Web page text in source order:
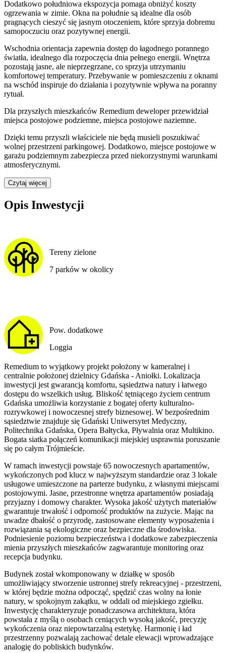
Dodatkowo południowa ekspozycja pomaga obniżyć koszty
ogrzewania w zimie. Okna na południe są idealne dla osób
pragnących cieszyć się jasnym otoczeniem, które sprzyja dobremu
samopoczuciu oraz pozytywnej energii.
Wschodnia orientacja zapewnia dostęp do łagodnego porannego
światła, idealnego dla rozpoczęcia dnia pełnego energii. Wnętrza
pozostają jasne, ale nieprzegrzane, co sprzyja utrzymaniu
komfortowej temperatury. Przebywanie w pomieszczeniu z oknami
na wschód inspiruje do działania i pozytywnie wpływa na poranny
rytuał.
Dla przyszłych mieszkańców Remedium deweloper przewidział
miejsca postojowe podziemne, miejsca postojowe naziemne.
Dzięki temu przyszli właściciele nie będą musieli poszukiwać
wolnej przestrzeni parkingowej. Dodatkowo, miejsce postojowe w
garażu podziemnym zabezpiecza przed niekorzystnymi warunkami
atmosferycznymi.
Czytaj więcej
Opis Inwestycji
Tereny zielone
7 parków w okolicy
Pow. dodatkowe
Loggia
Remedium to wyjątkowy projekt położony w kameralnej i
centralnie położonej dzielnicy Gdańska - Aniołki. Lokalizacja
inwestycji jest gwarancją komfortu, sąsiedztwa natury i łatwego
dostępu do wszelkich usług. Bliskość tętniącego życiem centrum
Gdańska umożliwia korzystanie z bogatej oferty kulturalno-
rozrywkowej i nowoczesnej strefy biznesowej. W bezpośrednim
sąsiedztwie znajduje się Gdański Uniwersytet Medyczny,
Politechnika Gdańska, Opera Bałtycka, Pływalnia oraz Multikino.
Bogata siatka połączeń komunikacji miejskiej usprawnia poruszanie
się po całym Trójmieście.
W ramach inwestycji powstaje 65 nowoczesnych apartamentów,
wykończonych pod klucz w najwyższym standardzie oraz 3 lokale
usługowe umieszczone na parterze budynku, z własnymi miejscami
postojowymi. Jasne, przestronne wnętrza apartamentów posiadają
przyjazny i domowy charakter. Wysoka jakość użytych materiałów
gwarantuje trwałość i odporność produktów na zużycie. Mając na
uwadze dbałość o przyrodę, zastosowane elementy wyposażenia i
rozwiązania są ekologiczne oraz bezpieczne dla środowiska.
Podniesienie poziomu bezpieczeństwa i dodatkowe zabezpieczenia
mienia przyszłych mieszkańców zagwarantuje monitoring oraz
recepcja budynku.
Budynek został wkomponowany w działkę w sposób
umożliwiający stworzenie ustronnej strefy rekreacyjnej - przestrzeni,
w której będzie można odpocząć, spędzić czas wolny na łonie
natury, w spokojnym zakątku, w oddali od miejskiego zgiełku.
Inwestycję charakteryzuje ponadczasowa architektura, która
powstała z myślą o osobach ceniących wysoką jakość, precyzję
wykończenia oraz niepowtarzalną estetykę. Harmonię i ład
przestrzenny pozwalają zachować detale elewacji wprowadzające
analogię do pobliskich budynków.